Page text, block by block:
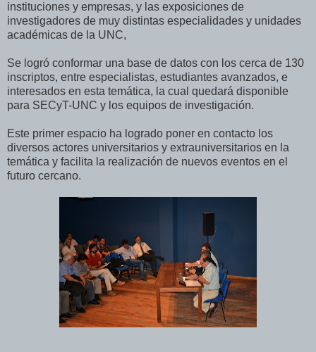
instituciones y empresas, y las exposiciones de
investigadores de muy distintas especialidades y unidades
académicas de la UNC,
Se logró conformar una base de datos con los cerca de 130
inscriptos, entre especialistas, estudiantes avanzados, e
interesados en esta temática, la cual quedará disponible
para SECyT-UNC y los equipos de investigación.
Este primer espacio ha logrado poner en contacto los
diversos actores universitarios y extrauniversitarios en la
temática y facilita la realización de nuevos eventos en el
futuro cercano.